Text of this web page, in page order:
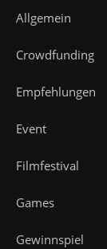
Allgemein
Crowdfunding
Empfehlungen
Event
Filmfestival
Games
Gewinnspiel